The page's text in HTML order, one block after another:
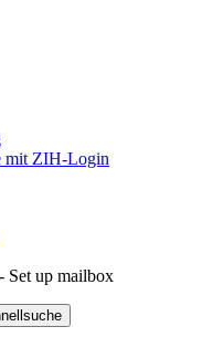
mit ZIH-Login
Set up mailbox